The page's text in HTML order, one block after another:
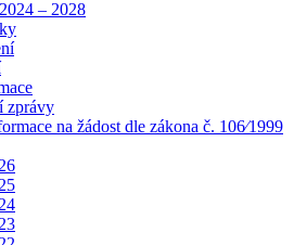
– 2028
zprávy
na žádost dle zákona č. 106⁄1999